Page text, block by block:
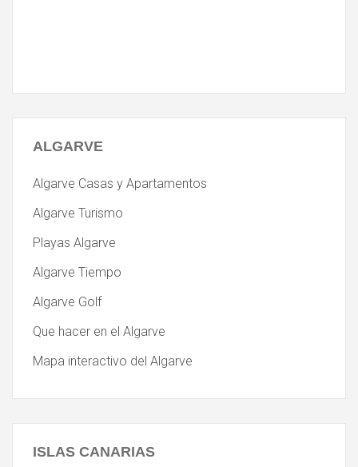
ALGARVE
Algarve Casas y Apartamentos
Algarve Turismo
Playas Algarve
Algarve Tiempo
Algarve Golf
Que hacer en el Algarve
Mapa interactivo del Algarve
ISLAS CANARIAS